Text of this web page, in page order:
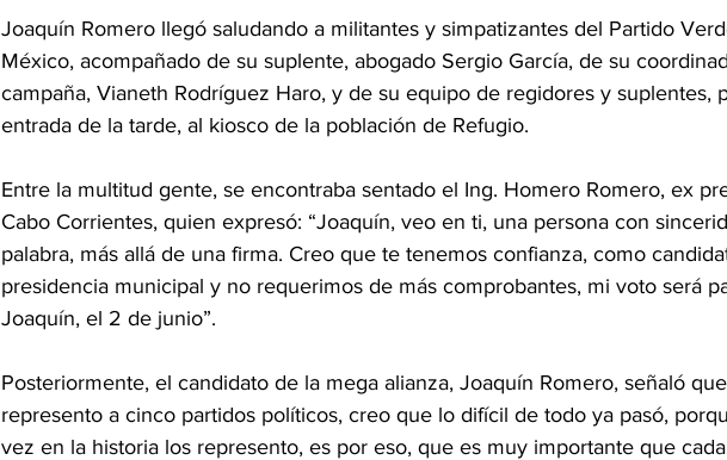
Joaquín Romero llegó saludando a militantes y simpatizantes del Partido
México, acompañado de su suplente, abogado Sergio García, de su
campaña, Vianeth Rodríguez Haro, y de su equipo de regidores y suplentes,
entrada de la tarde, al kiosco de la población de Refugio.
Entre la multitud gente, se encontraba sentado el Ing. Homero Romero, ex
Cabo Corrientes, quien expresó: “Joaquín, veo en ti, una persona con
palabra, más allá de una firma. Creo que te tenemos confianza, como
presidencia municipal y no requerimos de más comprobantes, mi voto será
Joaquín, el 2 de junio”.
Posteriormente, el candidato de la mega alianza, Joaquín Romero, señaló
represento a cinco partidos políticos, creo que lo difícil de todo ya pasó,
vez en la historia los represento, es por eso, que es muy importante que